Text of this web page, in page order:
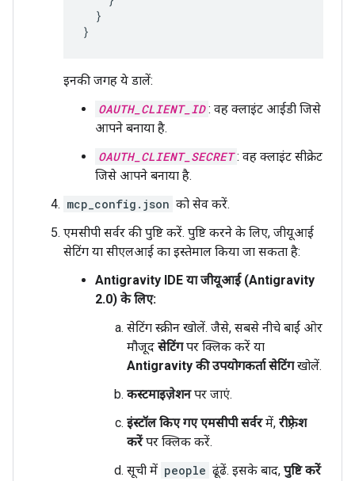
}
}
इनकी जगह ये डालें:
OAUTH_CLIENT_ID : वह क्लाइंट आईडी जिसे
आपने बनाया है.
OAUTH_CLIENT_SECRET : वह क्लाइंट सीक्रेट
जिसे आपने बनाया है.
mcp_config.json को सेव करें.
एमसीपी सर्वर की पुष्टि करें. पुष्टि करने के लिए, जीयूआई
सेटिंग या सीएलआई का इस्तेमाल किया जा सकता है:
Antigravity IDE या जीयूआई (Antigravity
2.0) के लिए:
सेटिंग स्क्रीन खोलें. जैसे, सबसे नीचे बाईं ओर
मौजूद सेटिंगपर क्लिक करें या
Antigravity की उपयोगकर्ता सेटिंगखोलें.
कस्टमाइज़ेशनपर जाएं.
इंस्टॉल किए गए एमसीपी सर्वरमें, रीफ़्रेश
करेंपर क्लिक करें.
सूची में people ढूंढें. इसके बाद, पुष्टि करें